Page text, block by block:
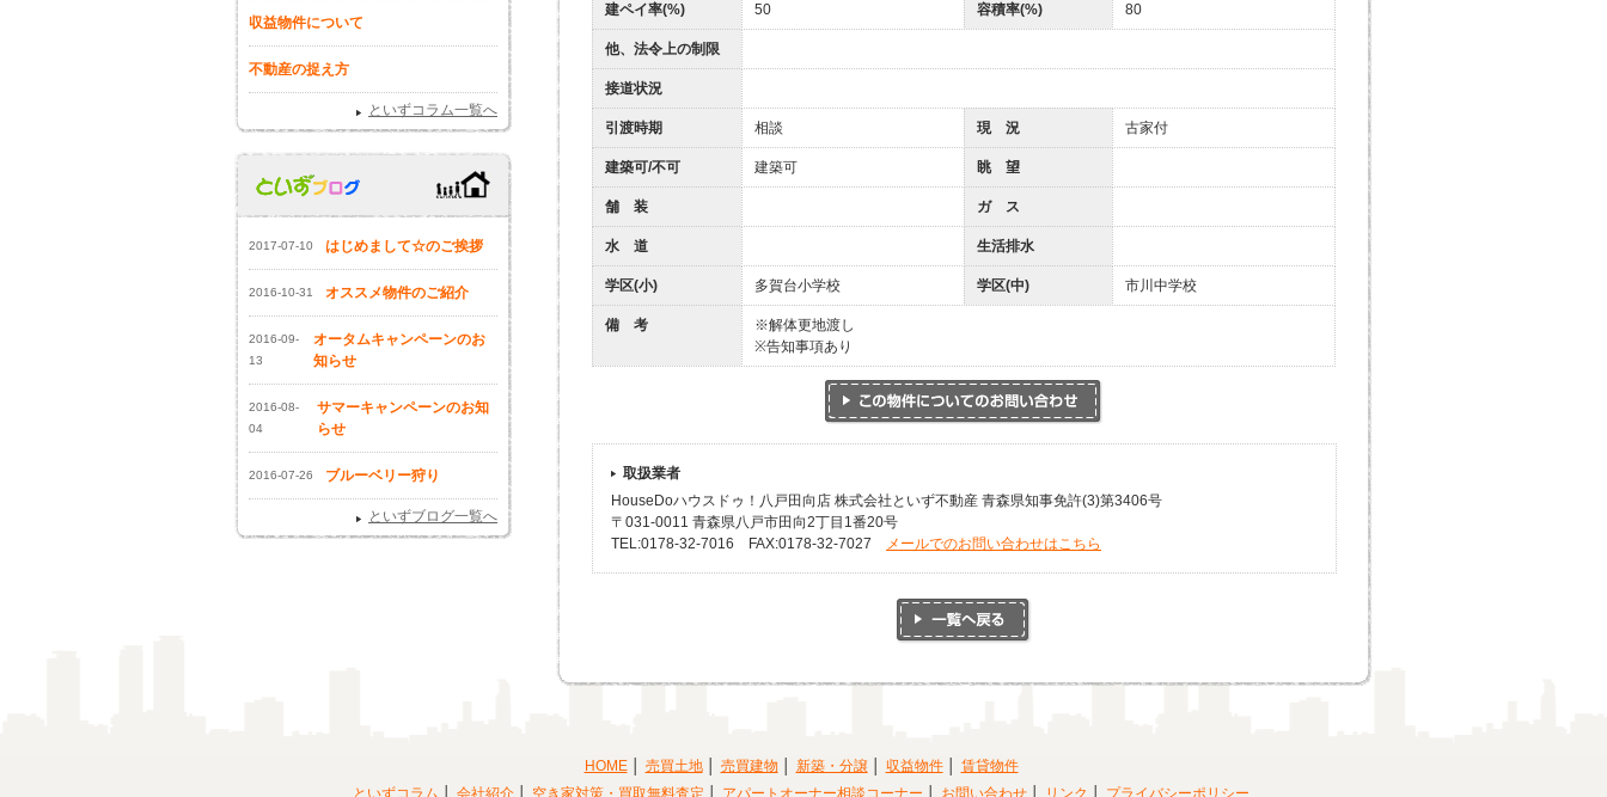
収益物件について
不動産の捉え方
といずコラム一覧へ
2017-07-10 はじめまして☆のご挨拶
2016-10-31 オススメ物件のご紹介
2016-09-
13
オータムキャンペーンのお
知らせ
2016-08-
04
サマーキャンペーンのお知
らせ
2016-07-26 ブルーベリー狩り
といずブログ一覧へ
建ペイ率(%) 50 容積率(%) 80
他、法令上の制限
接道状況
引渡時期 相談 現 況 古家付
建築可/不可 建築可 眺 望
舗 装 ガ ス
水 道 生活排水
学区(小) 多賀台小学校 学区(中) 市川中学校
備 考
※解体更地渡し
※告知事項あり
取扱業者
HouseDoハウスドゥ！八戸田向店 株式会社といず不動産 青森県知事免許(3)第3406号
〒031-0011 青森県八戸市田向2丁目1番20号
TEL:0178-32-7016 FAX:0178-32-7027
メールでのお問い合わせはこちら
HOME 売買土地 売買建物 新築・分譲 収益物件
賃貸物件
といずコラム
会社紹介 空き家対策・買取無料査定 アパートオーナー相談コーナー お問い合わせ リンク プライバシーポリシー